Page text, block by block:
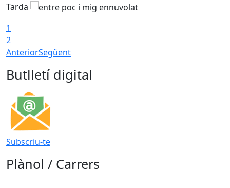
Tarda
1
2
AnteriorSegüent
Butlletí digital
Subscriu-te
Plànol / Carrers